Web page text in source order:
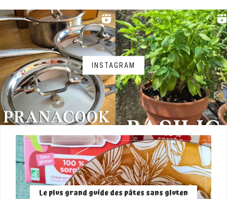
INSTAGRAM
Le plus grand guide des pâtes sans gluten